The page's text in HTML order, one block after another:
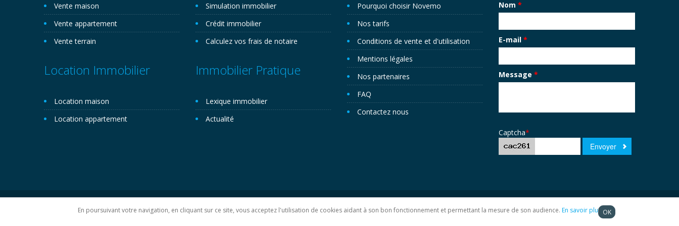
Vente maison
Vente appartement
Vente terrain
Location Immobilier
Location maison
Location appartement
Simulation immobilier
Crédit immobilier
Calculez vos frais de notaire
Immobilier Pratique
Lexique immobilier
Actualité
Pourquoi choisir Novemo
Nos tarifs
Conditions de vente et d'utilisation
Mentions légales
Nos partenaires
FAQ
Contactez nous
Nom *
E-mail *
Message *
Captcha*
Copyright 2026©. Novemo.com. Tous droits réservés. Plan du site
En poursuivant votre navigation, en cliquant sur ce site, vous acceptez l'utilisation de cookies aidant à son bon fonctionnement et permettant la mesure de son audience. En savoir plus OK